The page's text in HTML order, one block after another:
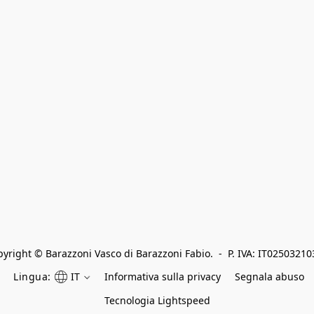
© Barazzoni Vasco di Barazzoni Fabio.  -  P. IVA:
Lingua:
IT Informativa sulla privacy
Segnala abuso
Tecnologia Lightspeed